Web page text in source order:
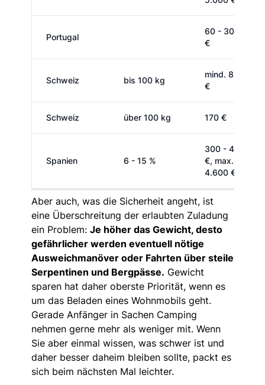
Portugal
60 - 300
€
Schweiz bis 100 kg
mind. 85
€
Schweiz über 100 kg 170 €
Spanien 6 - 15 %
300 - 400
€, max.
4.600 €
Aber auch, was die Sicherheit angeht, ist
eine Überschreitung der erlaubten Zuladung
ein Problem: Je höher das Gewicht, desto
gefährlicher werden eventuell nötige
Ausweichmanöver oder Fahrten über steile
Serpentinen und Bergpässe. Gewicht
sparen hat daher oberste Priorität, wenn es
um das Beladen eines Wohnmobils geht.
Gerade Anfänger in Sachen Camping
nehmen gerne mehr als weniger mit. Wenn
Sie aber einmal wissen, was schwer ist und
daher besser daheim bleiben sollte, packt es
sich beim nächsten Mal leichter.